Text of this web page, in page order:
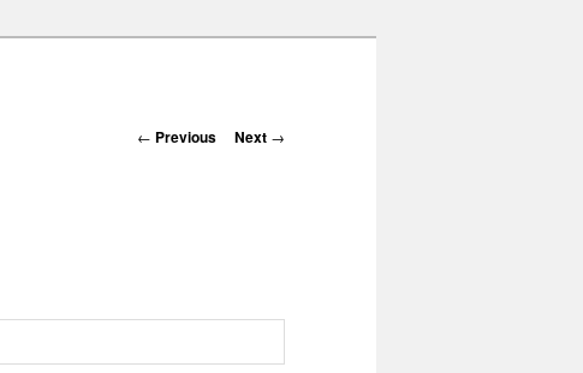
Post navigation
← Previous Next →